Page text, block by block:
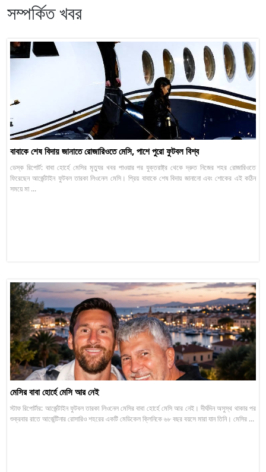
সম্পর্কিত খবর
বাবাকে শেষ বিদায় জানাতে রোজারিওতে মেসি, পাশে পুরো ফুটবল বিশ্ব
ডেস্ক রিপোর্ট: বাবা হোর্হে মেসির মৃত্যুর খবর পাওয়ার পর যুক্তরাষ্ট্র থেকে দ্রুত নিজের শহর রোজারিওতে
ফিরেছেন আর্জেন্টাইন ফুটবল তারকা লিওনেল মেসি। প্রিয় বাবাকে শেষ বিদায় জানানো এবং শোকের এই কঠিন
সময়ে মা ...
মেসির বাবা হোর্হে মেসি আর নেই
স্টাফ রিপোর্টার: আর্জেন্টাইন ফুটবল তারকা লিওনেল মেসির বাবা হোর্হে মেসি আর নেই। দীর্ঘদিন অসুস্থ থাকার পর
শুক্রবার রাতে আর্জেন্টিনার রোসারিও শহরের একটি মেডিকেল ক্লিনিকে ৬৮ বছর বয়সে মারা যান তিনি। মেসির ...